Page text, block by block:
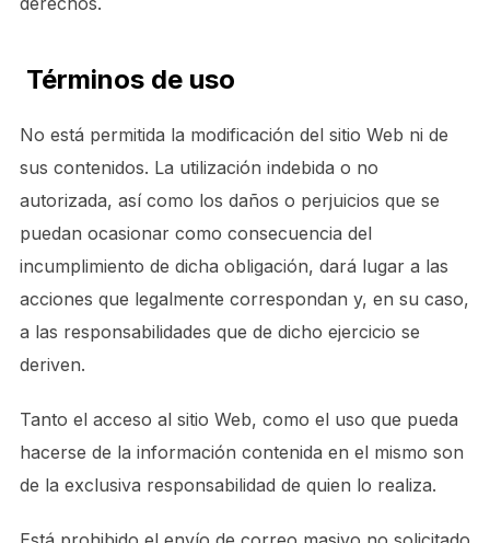
Términos de uso
No está permitida la modificación del sitio Web ni de
sus contenidos. La utilización indebida o no
autorizada, así como los daños o perjuicios que se
puedan ocasionar como consecuencia del
incumplimiento de dicha obligación, dará lugar a las
acciones que legalmente correspondan y, en su caso,
a las responsabilidades que de dicho ejercicio se
deriven.
Tanto el acceso al sitio Web, como el uso que pueda
hacerse de la información contenida en el mismo son
de la exclusiva responsabilidad de quien lo realiza.